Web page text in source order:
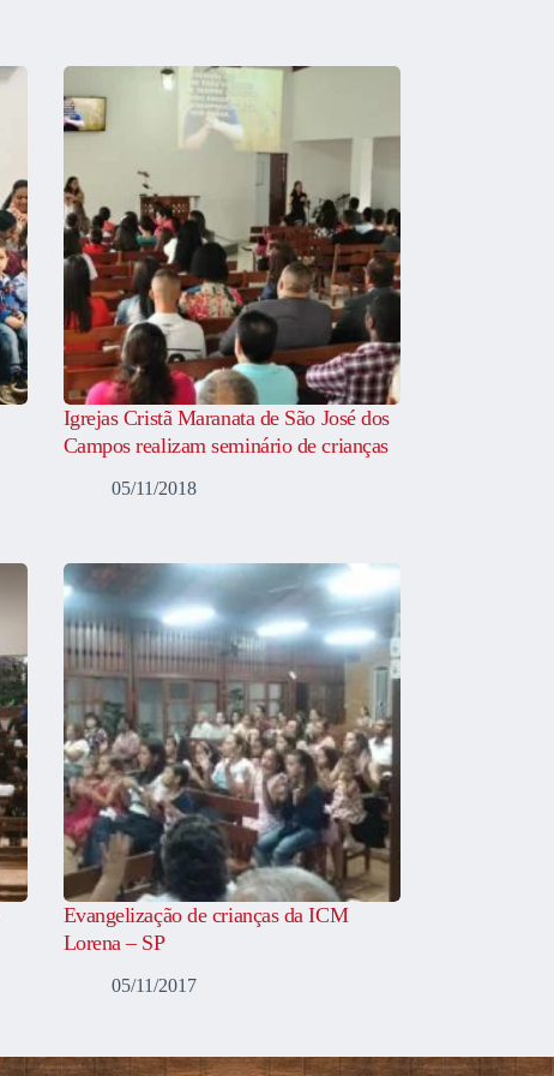
Igrejas Cristã Maranata de São José dos
Campos realizam seminário de crianças
05/11/2018
Evangelização de crianças da ICM
Lorena – SP
05/11/2017